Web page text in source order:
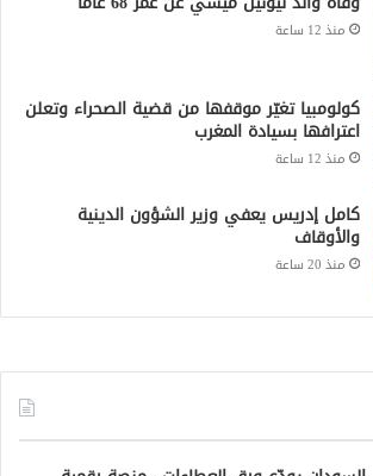
منذ 12 ساعة
كولومبيا تغيّر موقفها من قضية الصحراء وتعلن
اعترافها بسيادة المغرب
منذ 12 ساعة
كامل إدريس يعفي وزير الشؤون الدينية
والأوقاف
منذ 20 ساعة